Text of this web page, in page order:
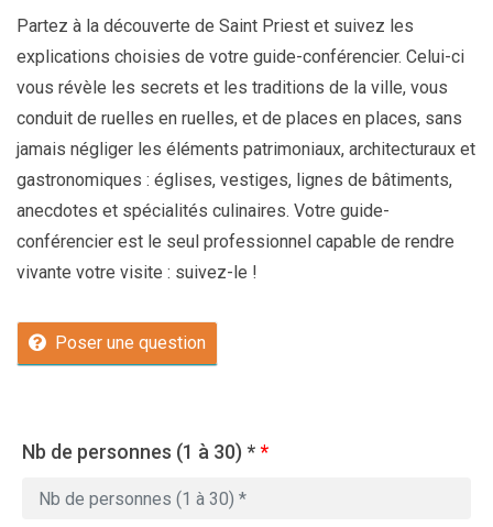
Partez à la découverte de Saint Priest et suivez les
explications choisies de votre guide-conférencier. Celui-ci
vous révèle les secrets et les traditions de la ville, vous
conduit de ruelles en ruelles, et de places en places, sans
jamais négliger les éléments patrimoniaux, architecturaux et
gastronomiques : églises, vestiges, lignes de bâtiments,
anecdotes et spécialités culinaires. Votre guide-
conférencier est le seul professionnel capable de rendre
vivante votre visite : suivez-le !
Poser une question
Nb de personnes (1 à 30) **